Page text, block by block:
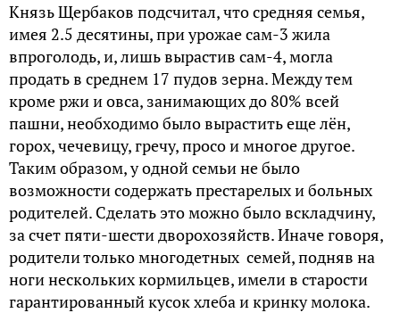
Князь Щербаков подсчитал, что средняя семья,
имея 2.5 десятины, при урожае сам-3 жила
впроголодь, и, лишь вырастив сам-4, могла
продать в среднем 17 пудов зерна. Между тем
кроме ржи и овса, занимающих до 80% всей
пашни, необходимо было вырастить еще лён,
горох, чечевицу, гречу, просо и многое другое.
Таким образом, у одной семьи не было
возможности содержать престарелых и больных
родителей. Сделать это можно было вскладчину,
за счет пяти-шести дворохозяйств. Иначе говоря,
родители только многодетных семей, подняв на
ноги нескольких кормильцев, имели в старости
гарантированный кусок хлеба и кринку молока.